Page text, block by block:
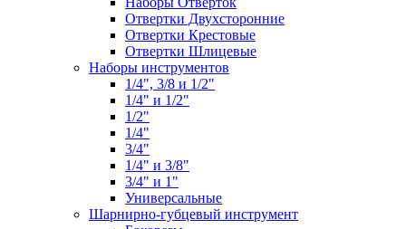
Отвертки Двухсторонние
Отвертки Крестовые
Отвертки Шлицевые
Наборы инструментов
1/4", 3/8 и 1/2"
1/4" и 1/2"
1/2"
1/4"
3/4"
1/4" и 3/8"
3/4" и 1"
Универсальные
Шарнирно-губцевый инструмент